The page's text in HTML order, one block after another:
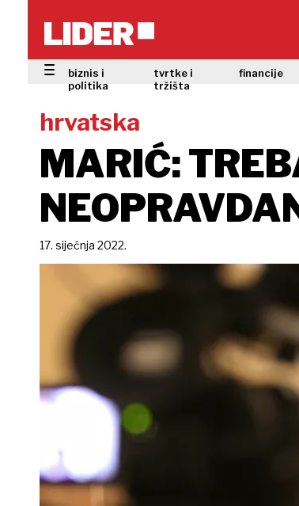
biznis i
politika
tvrtke i
tržišta
financije
hrvatska
MARIĆ:
17. siječnja 2022.